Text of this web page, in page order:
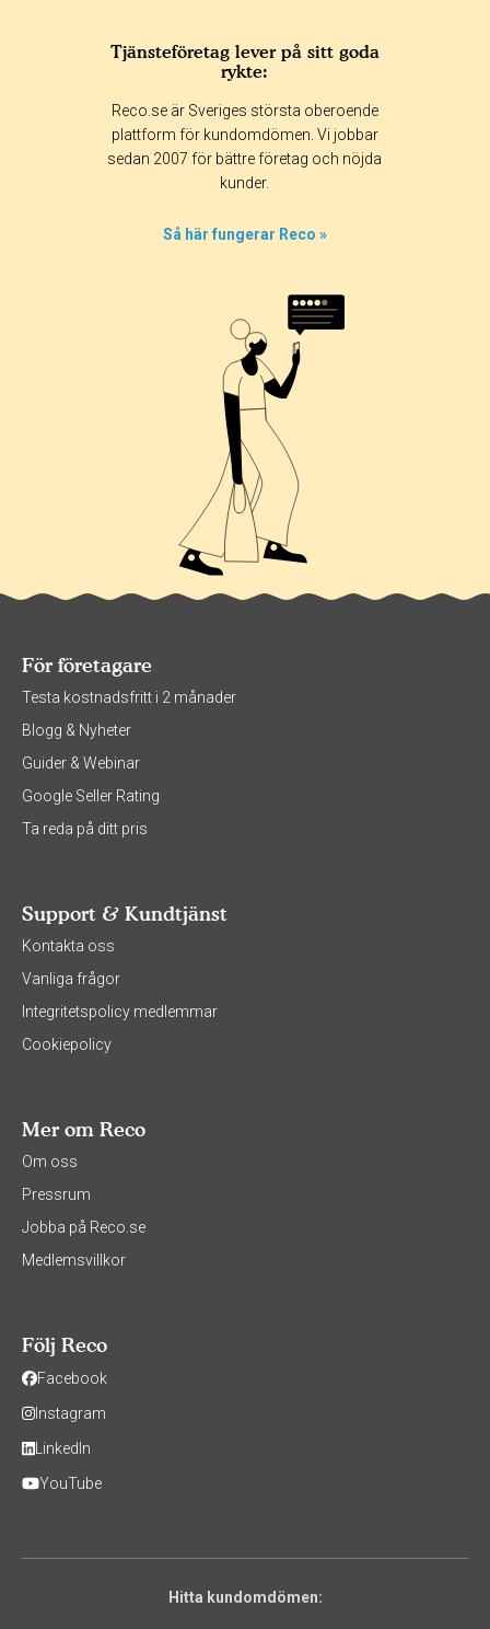
365 dagar 90 dagar
30 dagar
Tjänsteföretag lever på sitt goda
rykte:
Reco.se är Sveriges största oberoende
plattform för kundomdömen. Vi jobbar
sedan 2007 för bättre företag och nöjda
kunder.
Så här fungerar Reco »
För företagare
Testa kostnadsfritt i 2 månader
Blogg & Nyheter
Guider & Webinar
Google Seller Rating
Ta reda på ditt pris
Support & Kundtjänst
Kontakta oss
Vanliga frågor
Integritetspolicy medlemmar
Cookiepolicy
Mer om Reco
Om oss
Pressrum
Jobba på Reco.se
Medlemsvillkor
Följ Reco
Facebook
Instagram
LinkedIn
YouTube
Hitta kundomdömen: